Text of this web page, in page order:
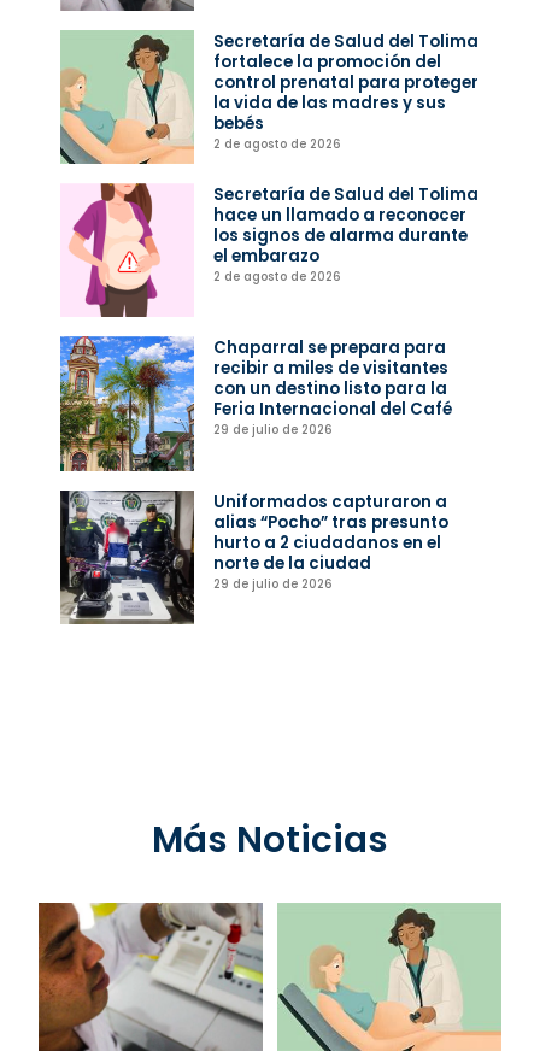
Secretaría de Salud del Tolima
fortalece la promoción del
control prenatal para proteger
la vida de las madres y sus
bebés
2 de agosto de 2026
Secretaría de Salud del Tolima
hace un llamado a reconocer
los signos de alarma durante
el embarazo
2 de agosto de 2026
Chaparral se prepara para
recibir a miles de visitantes
con un destino listo para la
Feria Internacional del Café
29 de julio de 2026
Uniformados capturaron a
alias “Pocho” tras presunto
hurto a 2 ciudadanos en el
norte de la ciudad
29 de julio de 2026
Más Noticias